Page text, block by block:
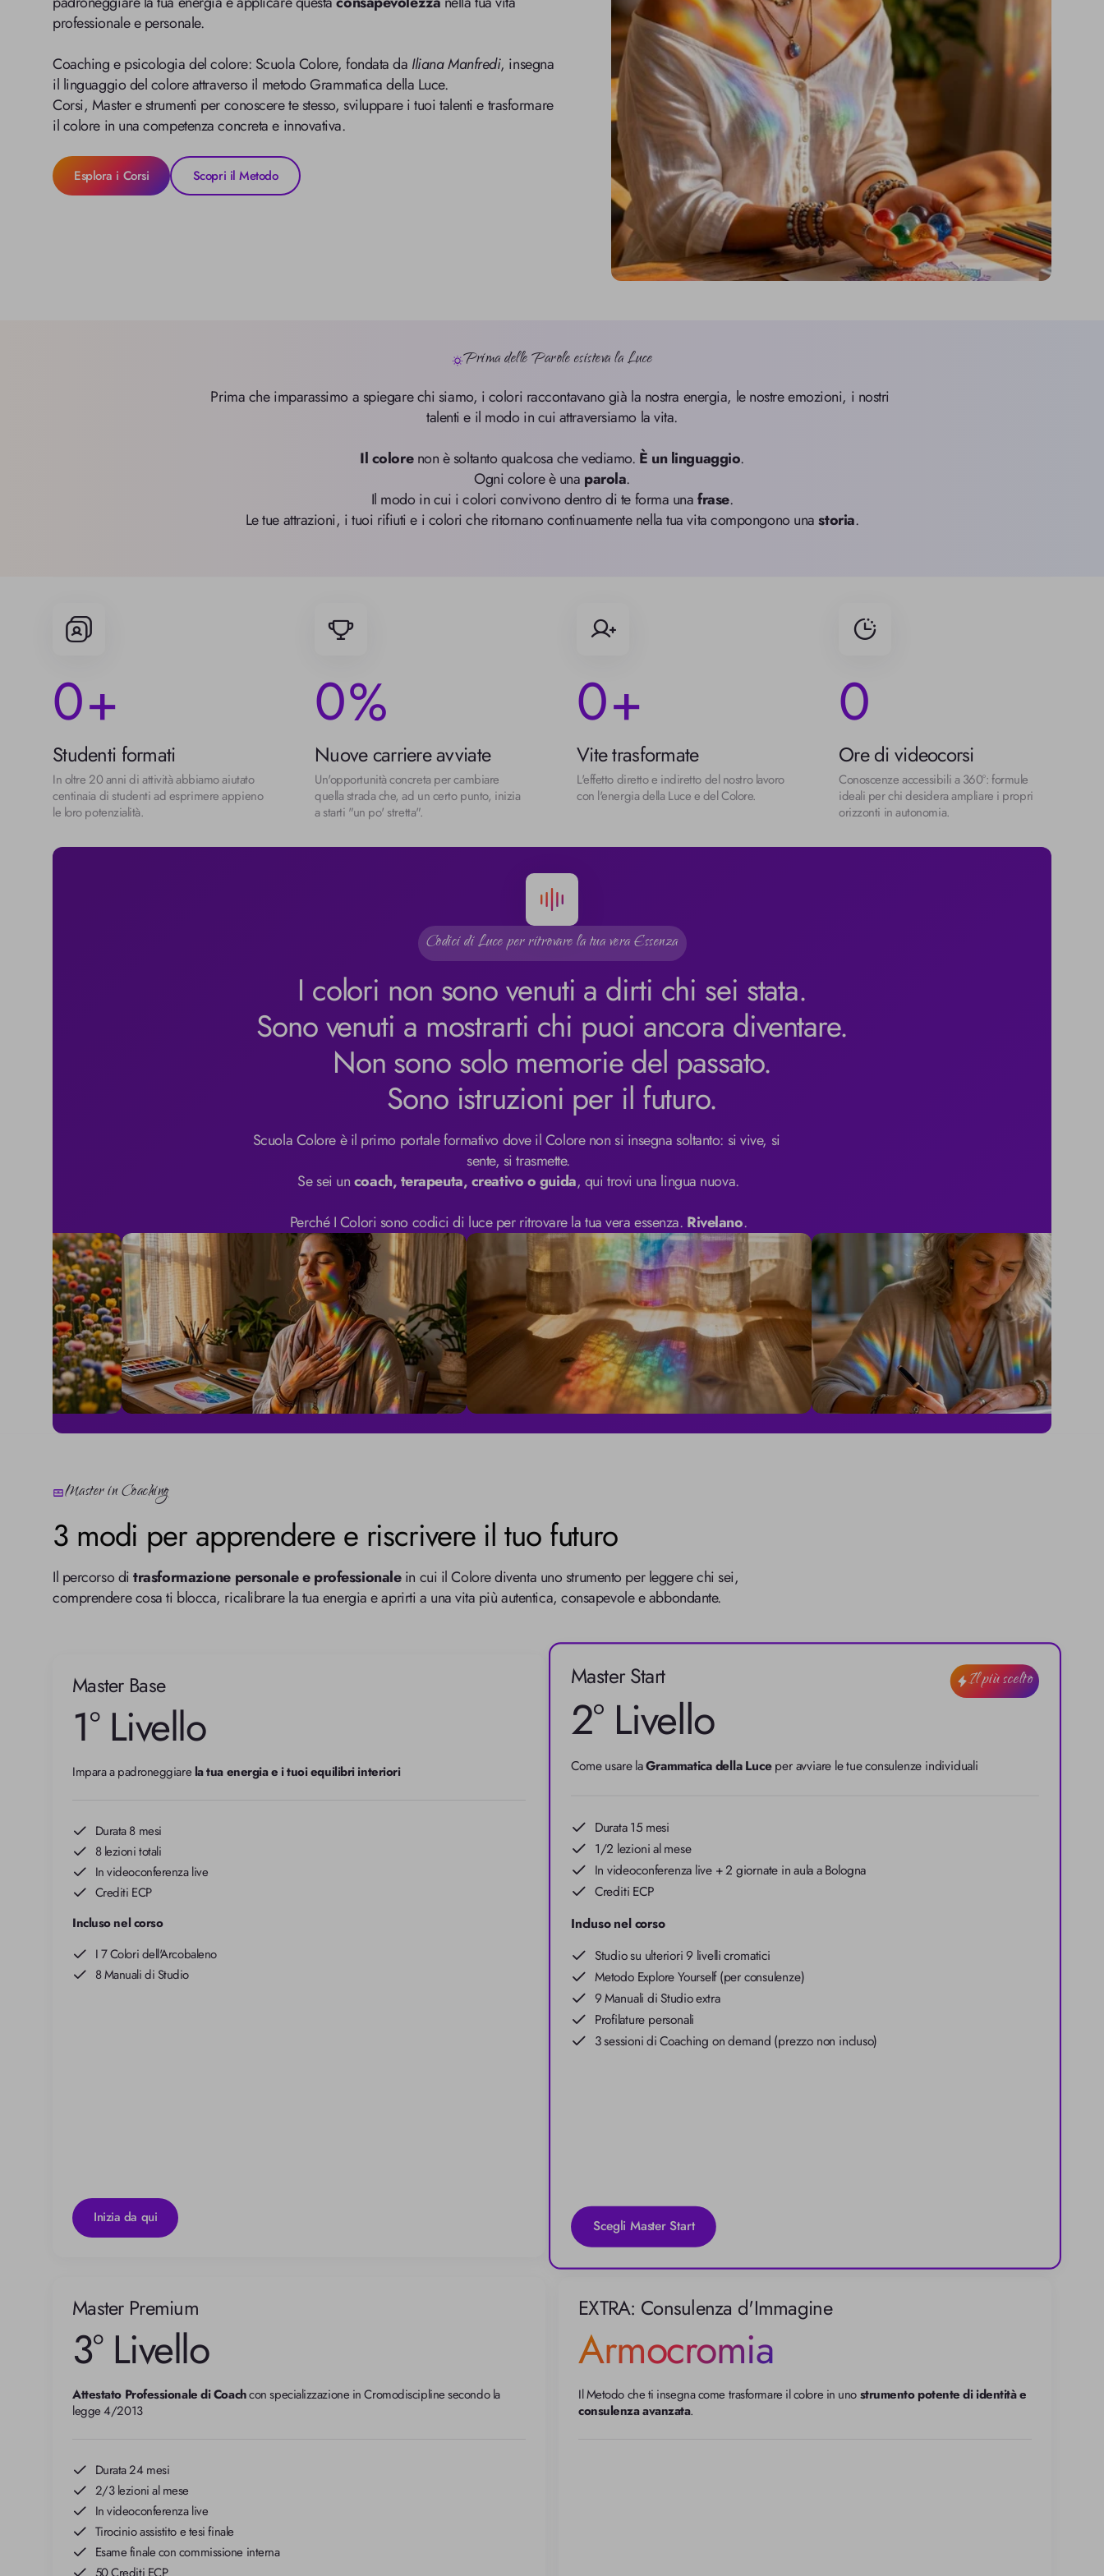
professionale e personale.
Coaching e psicologia del colore: Scuola Colore, fondata da Iliana Manfredi, insegna
il linguaggio del colore attraverso il metodo Grammatica della Luce.
Corsi, Master e strumenti per conoscere te stesso, sviluppare i tuoi talenti e trasformare
il colore in una competenza concreta e innovativa.
Esplora i Corsi Scopri il Metodo
Prima delle Parole esisteva la Luce
Prima che imparassimo a spiegare chi siamo, i colori raccontavano già la nostra energia, le nostre emozioni, i nostri
talenti e il modo in cui attraversiamo la vita.
Il colore non è soltanto qualcosa che vediamo. È un linguaggio.
Ogni colore è una parola.
Il modo in cui i colori convivono dentro di te forma una frase.
Le tue attrazioni, i tuoi rifiuti e i colori che ritornano continuamente nella tua vita compongono una storia.
0+
Studenti formati
In oltre 20 anni di attività abbiamo aiutato
centinaia di studenti ad esprimere appieno
le loro potenzialità.
0%
Nuove carriere avviate
Un'opportunità concreta per cambiare
quella strada che, ad un certo punto, inizia
a starti "un po' stretta".
0+
Vite trasformate
L'effetto diretto e indiretto del nostro lavoro
con l'energia della Luce e del Colore.
0
Ore di videocorsi
Conoscenze accessibili a 360°: formule
ideali per chi desidera ampliare i propri
orizzonti in autonomia.
Codici di Luce per ritrovare la tua vera Essenza
I colori non sono venuti a dirti chi sei stata.
Sono venuti a mostrarti chi puoi ancora diventare.
Non sono solo memorie del passato.
Sono istruzioni per il futuro.
Scuola Colore è il primo portale formativo dove il Colore non si insegna soltanto: si vive, si
sente, si trasmette.
Se sei un coach, terapeuta, creativo o guida, qui trovi una lingua nuova.
Perché I Colori sono codici di luce per ritrovare la tua vera essenza. Rivelano.
Master in Coaching
3 modi per apprendere e riscrivere il tuo futuro
Il percorso di trasformazione personale e professionale in cui il Colore diventa uno strumento per leggere chi sei,
comprendere cosa ti blocca, ricalibrare la tua energia e aprirti a una vita più autentica, consapevole e abbondante.
Master Base
1° Livello
Impara a padroneggiare la tua energia e i tuoi equilibri interiori
Durata 8 mesi
8 lezioni totali
In videoconferenza live
Crediti ECP
Incluso nel corso
I 7 Colori dell'Arcobaleno
8 Manuali di Studio
Inizia da qui
Il più scelto
Master Start
2° Livello
Come usare la Grammatica della Luce per avviare le tue consulenze individuali
Durata 15 mesi
1/2 lezioni al mese
In videoconferenza live + 2 giornate in aula a Bologna
Crediti ECP
Incluso nel corso
Studio su ulteriori 9 livelli cromatici
Metodo Explore Yourself (per consulenze)
9 Manuali di Studio extra
Profilature personali
3 sessioni di Coaching on demand (prezzo non incluso)
Scegli Master Start
Master Premium
3° Livello
Attestato Professionale di Coach con specializzazione in Cromodiscipline secondo la
legge 4/2013
Durata 24 mesi
2/3 lezioni al mese
In videoconferenza live
Tirocinio assistito e tesi finale
Esame finale con commissione interna
EXTRA: Consulenza d'Immagine
Armocromia
Il Metodo che ti insegna come trasformare il colore in uno strumento potente di identità e
consulenza avanzata.